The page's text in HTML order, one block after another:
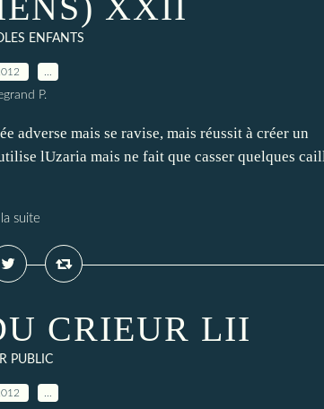
ENFANTS
P.
adverse mais se ravise, mais réussit à créer un
lUzaria mais ne fait que casser quelques
suite
CRIEUR LII
PUBLIC